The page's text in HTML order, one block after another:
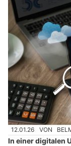
12.01.26 VON
In einer digitalen